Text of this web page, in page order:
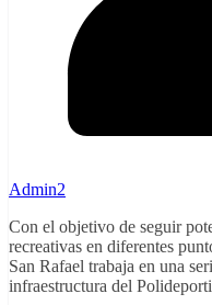
Admin2
Con el objetivo de seguir
recreativas en diferentes
San Rafael trabaja en una
infraestructura del